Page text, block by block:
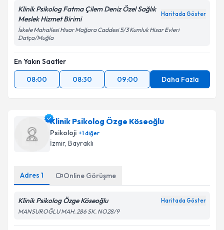
Klinik Psikolog Fatma Çilem Deniz Özel Sağlık
Meslek Hizmet Birimi
Haritada Göster
İskele Mahallesi Hisar Mağara Caddesi 5/3 Kumluk Hisar Evleri
Datça/Muğla
En Yakın Saatler
08:00
08:30 09:00 Daha Fazla
Klinik Psikolog Özge Köseoğlu
Psikoloji +1diğer
İzmir, Bayraklı
Adres 1 Online Görüşme
Klinik Psikolog Özge Köseoğlu Haritada Göster
MANSUROĞLU MAH. 286 SK. NO28/9